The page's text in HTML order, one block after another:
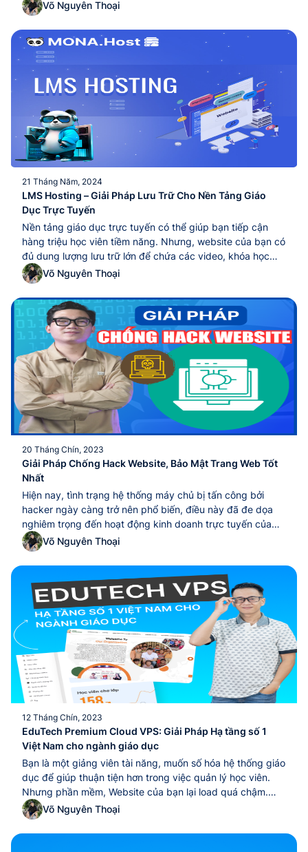
ổn định, độc lập. Với máy chủ ảo được phân chia riêng biệt
về CPU, RAM, dung lượng lưu trữ và...Thuê VPS Hosting
(Virtual Private Server) là một giải pháp lý tưởng cho
những cá nhân, tổ chức hay doanh nghiệp cần lưu trữ tài
nguyên lớn và yêu cầu hệ thống hoạt động ổn định, độc
lập. Với máy chủ ảo được phân chia riêng biệt về CPU,
RAM, dung lượng lưu trữ và...
Võ Nguyên Thoại
21 Tháng Năm, 2024
LMS Hosting – Giải Pháp Lưu Trữ Cho Nền Tảng Giáo
Dục Trực Tuyến
Nền tảng giáo dục trực tuyến có thể giúp bạn tiếp cận
hàng triệu học viên tiềm năng. Nhưng, website của bạn có
đủ dung lượng lưu trữ lớn để chứa các video, khóa học
đáp ứng nhu cầu học viên không?. Chưa kể, nếu lượt truy
cập tăng đột ngột khiến website của bạn sập,…...Nền
tảng giáo dục trực tuyến có thể giúp bạn tiếp cận hàng
triệu học viên tiềm năng. Nhưng, website của bạn có đủ
dung lượng lưu trữ lớn để chứa các video, khóa học đáp
ứng nhu cầu học viên không?. Chưa kể, nếu lượt truy cập
tăng đột ngột khiến website của bạn sập,…...
Võ Nguyên Thoại
20 Tháng Chín, 2023
Giải Pháp Chống Hack Website, Bảo Mật Trang Web Tốt
Nhất
Hiện nay, tình trạng hệ thống máy chủ bị tấn công bởi
hacker ngày càng trở nên phổ biến, điều này đã đe dọa
nghiêm trọng đến hoạt động kinh doanh trực tuyến của
doanh nghiệp. Do đó, việc tăng cường tính bảo mật và
bảo vệ trang web đã trở thành ưu tiên cấp...Hiện nay, tình
trạng hệ thống máy chủ bị tấn công bởi hacker ngày càng
trở nên phổ biến, điều này đã đe dọa nghiêm trọng đến
hoạt động kinh doanh trực tuyến của doanh nghiệp. Do
đó, việc tăng cường tính bảo mật và bảo vệ trang web đã
trở thành ưu tiên cấp...
Võ Nguyên Thoại
12 Tháng Chín, 2023
EduTech Premium Cloud VPS: Giải Pháp Hạ tầng số 1
Việt Nam cho ngành giáo dục
Bạn là một giảng viên tài năng, muốn số hóa hệ thống giáo
dục để giúp thuận tiện hơn trong việc quản lý học viên.
Nhưng phần mềm, Website của bạn lại load quá chậm.
Nhất là trong các đợt đăng ký lịch học/lịch thi thì Website
SẬP. Vậy đâu là giải pháp dành cho...Bạn là một giảng
viên tài năng, muốn số hóa hệ thống giáo dục để giúp
Võ Nguyên Thoại